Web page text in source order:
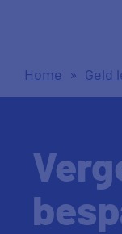
Home » Geld